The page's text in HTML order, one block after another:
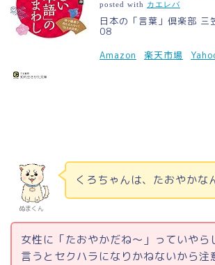
posted with カエレバ
日本の「言葉」倶楽部
08
Amazon
楽天市場
ぬまくん
くろちゃんは、たおやかな
女性に「たおやかだね～」っていやら
言うとセクハラになりかねないから注